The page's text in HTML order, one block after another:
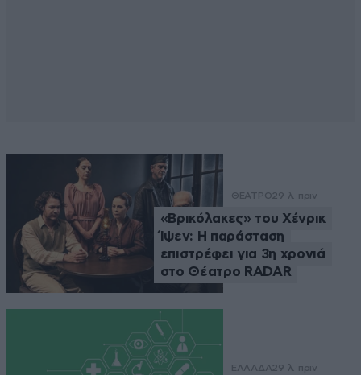
ΘΕΑΤΡΟ29 λ. πριν
«Βρικόλακες» του Χένρικ
Ίψεν: Η παράσταση
επιστρέφει για 3η χρονιά
στο Θέατρο RADAR
ΕΛΛΑΔΑ29 λ. πριν